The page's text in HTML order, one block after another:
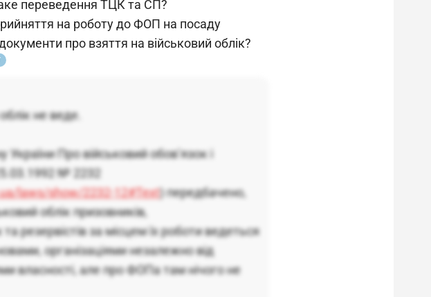
переведення ТЦК та СП?
на роботу до ФОП на посаду
про взяття на військовий облік?
не веде.
України Про військовий обов’язок і
№ 2232
laws/show/2232-12#Text) передбачено,
облік призовників,
резервістів за місцем їх роботи ведеться
організаціями незалежно від
власності, але про ФОПа там нічого не